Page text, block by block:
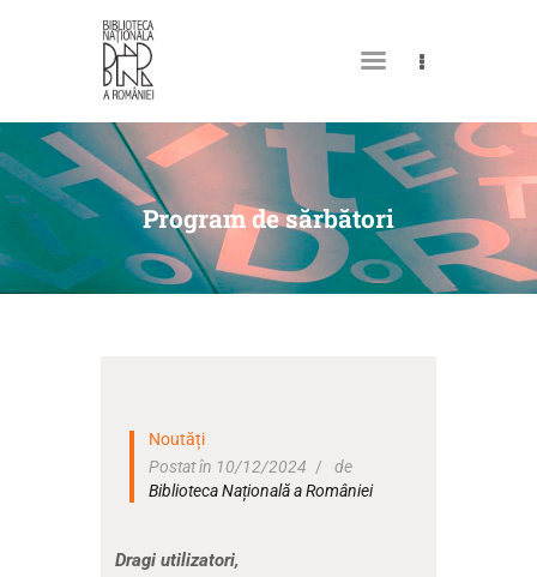
Program de sărbători
DESPRE NOI
PERMISUL MEU DE
BIBLIOTECĂ
CATALOAGE ȘI COLECȚII
SPAȚII
NOUTĂȚI
Noutăți
Postat în 10/12/2024
de
Biblioteca Națională a României
Dragi utilizatori,